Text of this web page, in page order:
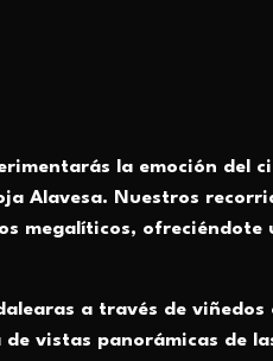
la emoción del
Alavesa. Nuestros
megalíticos, ofreciéndote
a través de
vistas panorámicas de